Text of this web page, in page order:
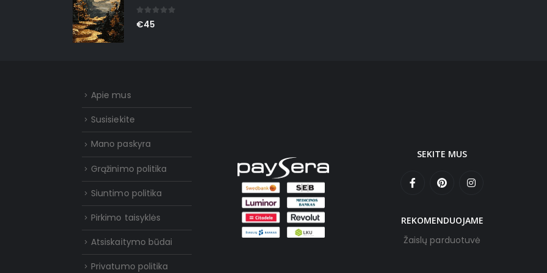
€45
Apie mus
Susisiekite
Mano paskyra
Grąžinimo politika
Siuntimo politika
Pirkimo taisyklės
Atsiskaitymo būdai
Privatumo politika
SEKITE MUS
REKOMENDUOJAME
Žaislų parduotuvė